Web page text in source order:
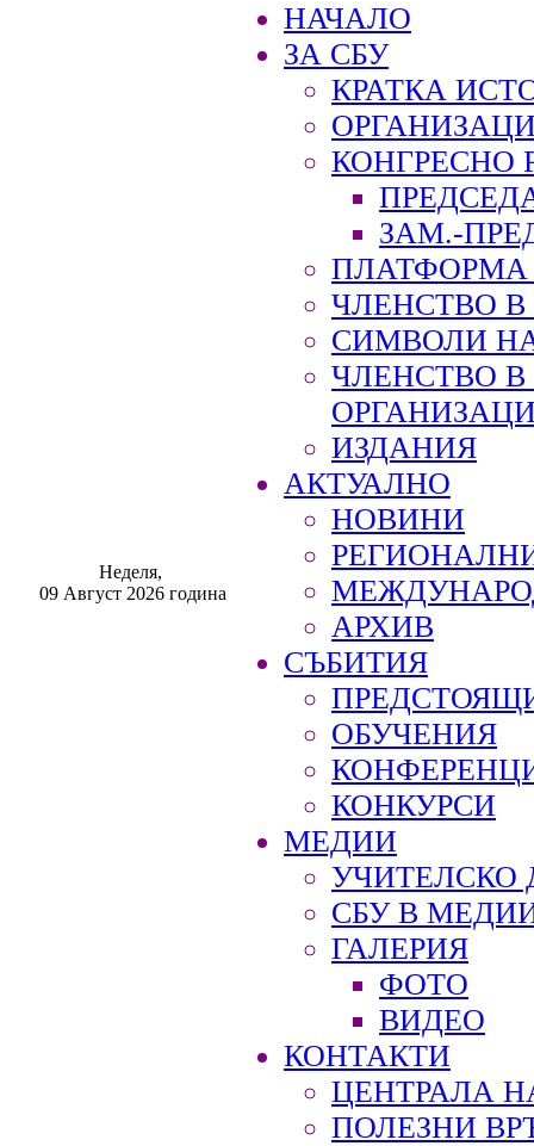
Неделя,
09 Август 2026 година
НАЧАЛО
ЗА СБУ
КРАТКА
КОНГРЕСНО
ЗАМ.-
ПЛАТФОРМА
ЧЛЕНСТВО В
СИМВОЛИ
ЧЛЕНСТВО
ИЗДАНИЯ
АКТУАЛНО
НОВИНИ
АРХИВ
СЪБИТИЯ
ОБУЧЕНИЯ
КОНКУРСИ
МЕДИИ
УЧИТЕЛСКО
СБУ В
ГАЛЕРИЯ
ФОТО
ВИДЕО
КОНТАКТИ
ЦЕНТРАЛА
ПОЛЕЗНИ